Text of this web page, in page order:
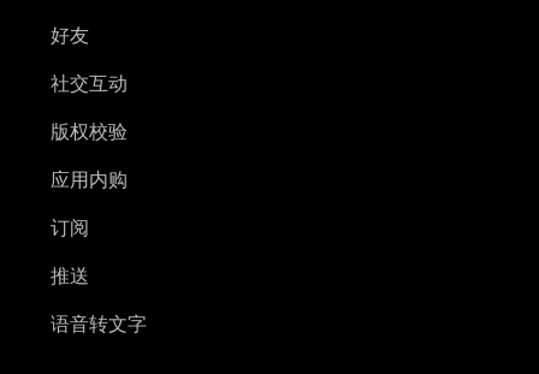
好友
社交互动
版权校验
应用内购
订阅
推送
语音转文字